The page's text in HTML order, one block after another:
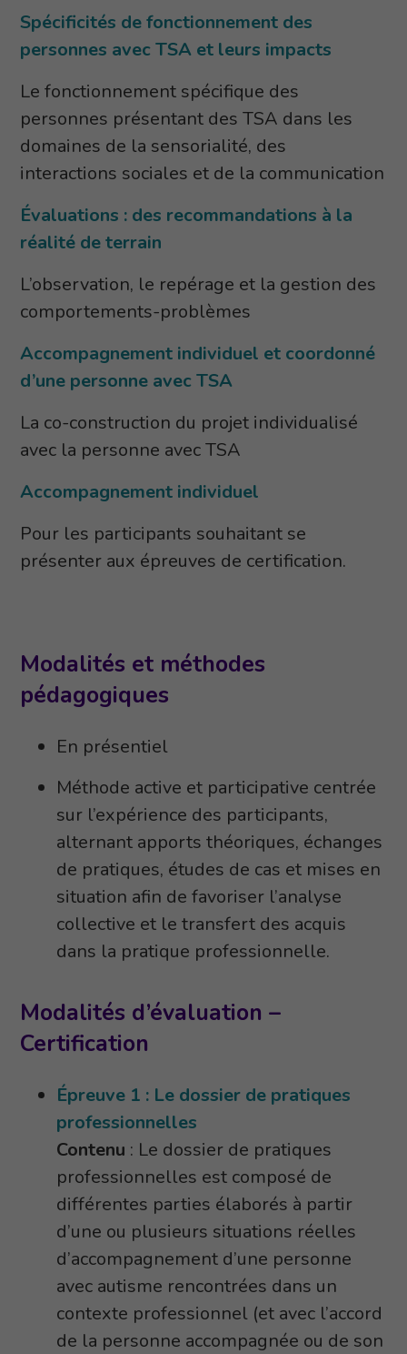
Spécificités de fonctionnement des
personnes avec TSA et leurs impacts
Le fonctionnement spécifique des
personnes présentant des TSA dans les
domaines de la sensorialité, des
interactions sociales et de la communication
Évaluations : des recommandations à la
réalité de terrain
L’observation, le repérage et la gestion des
comportements-problèmes
Accompagnement individuel et coordonné
d’une personne avec TSA
La co-construction du projet individualisé
avec la personne avec TSA
Accompagnement individuel
Pour les participants souhaitant se
présenter aux épreuves de certification.
Modalités et méthodes
pédagogiques
En présentiel
Méthode active et participative centrée
sur l’expérience des participants,
alternant apports théoriques, échanges
de pratiques, études de cas et mises en
situation afin de favoriser l’analyse
collective et le transfert des acquis
dans la pratique professionnelle.
Modalités d’évaluation –
Certification
Épreuve 1 : Le dossier de pratiques
professionnelles
Contenu : Le dossier de pratiques
professionnelles est composé de
différentes parties élaborés à partir
d’une ou plusieurs situations réelles
d’accompagnement d’une personne
avec autisme rencontrées dans un
contexte professionnel (et avec l’accord
de la personne accompagnée ou de son